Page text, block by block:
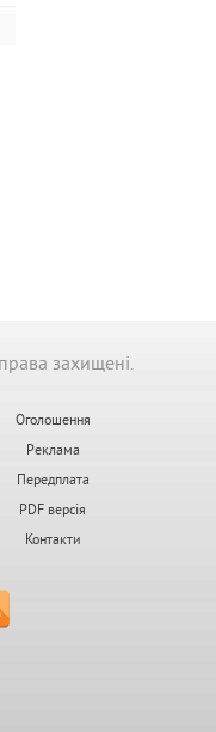
захищені.
Оголошення
Реклама
Передплата
PDF версія
Контакти